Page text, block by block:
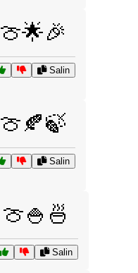
🍈🌟🎉
Salin
🍈🍂🍃
Salin
🍈🍚🍜
Salin